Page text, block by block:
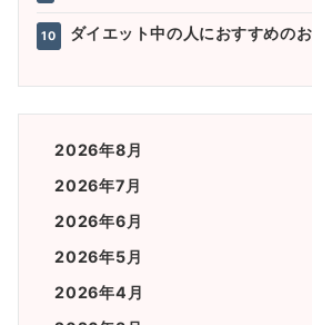
10 ダイエット中の人におすすめの
2026年8月
2026年7月
2026年6月
2026年5月
2026年4月